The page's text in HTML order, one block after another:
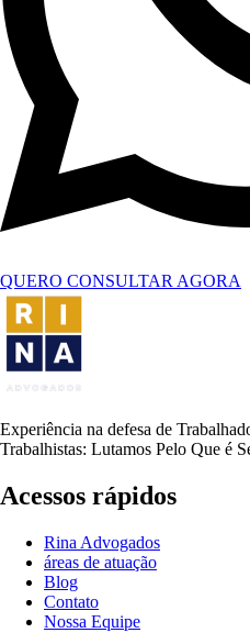
QUERO CONSULTAR AGORA
Experiência na defesa de
Trabalhistas: Lutamos Pelo Que é
Acessos rápidos
Rina Advogados
áreas de atuação
Blog
Contato
Nossa Equipe